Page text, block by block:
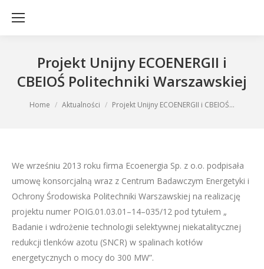
Projekt Unijny ECOENERGII i
CBEIOŚ Politechniki Warszawskiej
You are here:
Home Aktualności Projekt Unijny ECOENERGII i CBEIOŚ…
We wrześniu 2013 roku firma Ecoenergia Sp. z o.o. podpisała
umowę konsorcjalną wraz z Centrum Badawczym Energetyki i
Ochrony Środowiska Politechniki Warszawskiej na realizację
projektu numer POIG.01.03.01–14–035/12 pod tytułem „
Badanie i wdrożenie technologii selektywnej niekatalitycznej
redukcji tlenków azotu (SNCR) w spalinach kotłów
energetycznych o mocy do 300 MW”.